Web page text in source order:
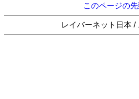
このページの
レイバーネット日本 /